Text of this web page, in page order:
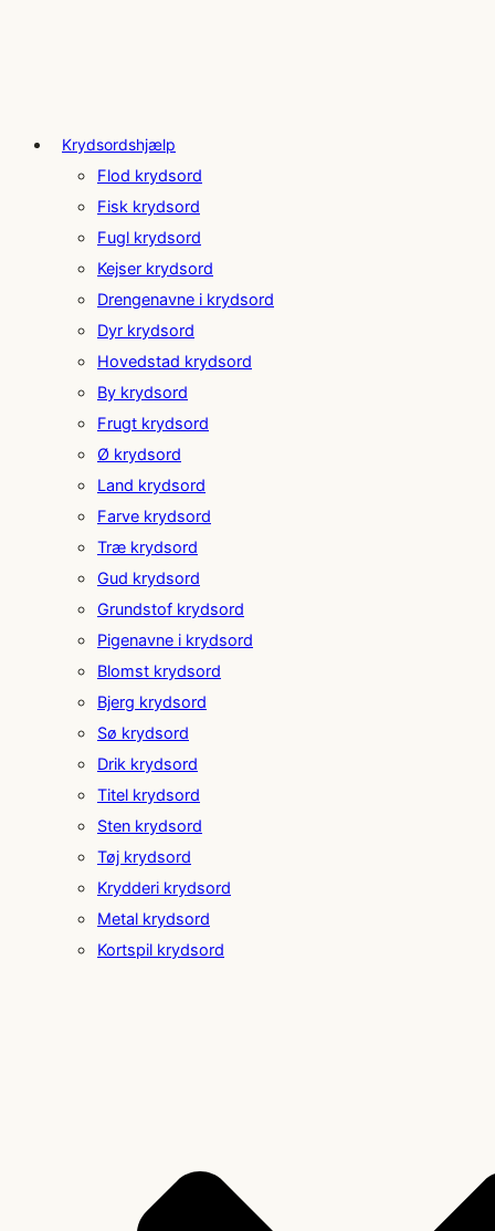
Krydsordshjælp
Flod krydsord
Fisk krydsord
Fugl krydsord
Kejser krydsord
Drengenavne i krydsord
Dyr krydsord
Hovedstad krydsord
By krydsord
Frugt krydsord
Ø krydsord
Land krydsord
Farve krydsord
Træ krydsord
Gud krydsord
Grundstof krydsord
Pigenavne i krydsord
Blomst krydsord
Bjerg krydsord
Sø krydsord
Drik krydsord
Titel krydsord
Sten krydsord
Tøj krydsord
Krydderi krydsord
Metal krydsord
Kortspil krydsord